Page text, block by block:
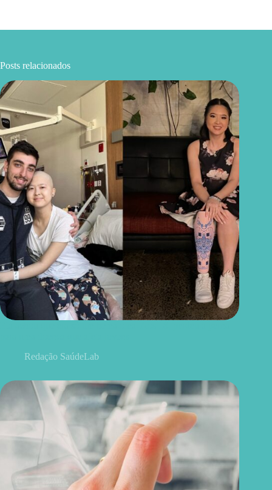
Posts relacionados
Redação SaúdeLab